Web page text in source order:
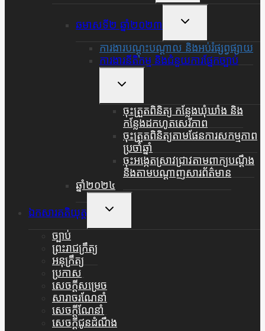
Menu
ឆមាសទី២ ឆ្នាំ២០២៣
Toggle
Menu
ការងារបណ្តុះបណ្តាល និងអប់រំផ្សព្វផ្សាយ
ការងារនីតិកម្ម និងជំនួយការផ្នែកច្បាប់
Toggle
Menu
ចុះត្រួតពិនិត្យ កន្លែងឃុំឃាំង និង
កន្លែងដកហូតសេរីភាព
ចុះត្រួតពិនិត្យតាមផែនការសកម្មភាព
ប្រចាំឆ្នាំ
ចុះអង្កេតស្រាវជ្រាវតាមពាក្យបណ្តឹង
និងតាមបណ្តាញសារព័ត៌មាន
ឆ្នាំ២០២៤
ឯកសារគតិយុត្ត
Toggle
Menu
ច្បាប់
ព្រះរាជក្រឹត្យ
អនុក្រឹត្យ
ប្រកាស
សេចក្តីសម្រេច
សារាចរណែនាំ
សេចក្តីណែនាំ
សេចក្តីជូនដំណឹង